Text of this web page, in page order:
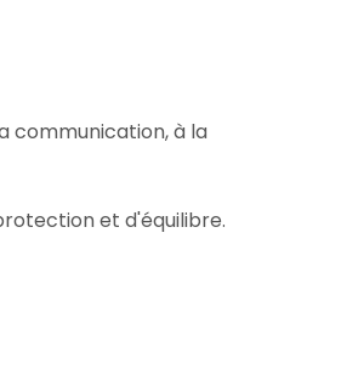
communication, à la
et d'équilibre.